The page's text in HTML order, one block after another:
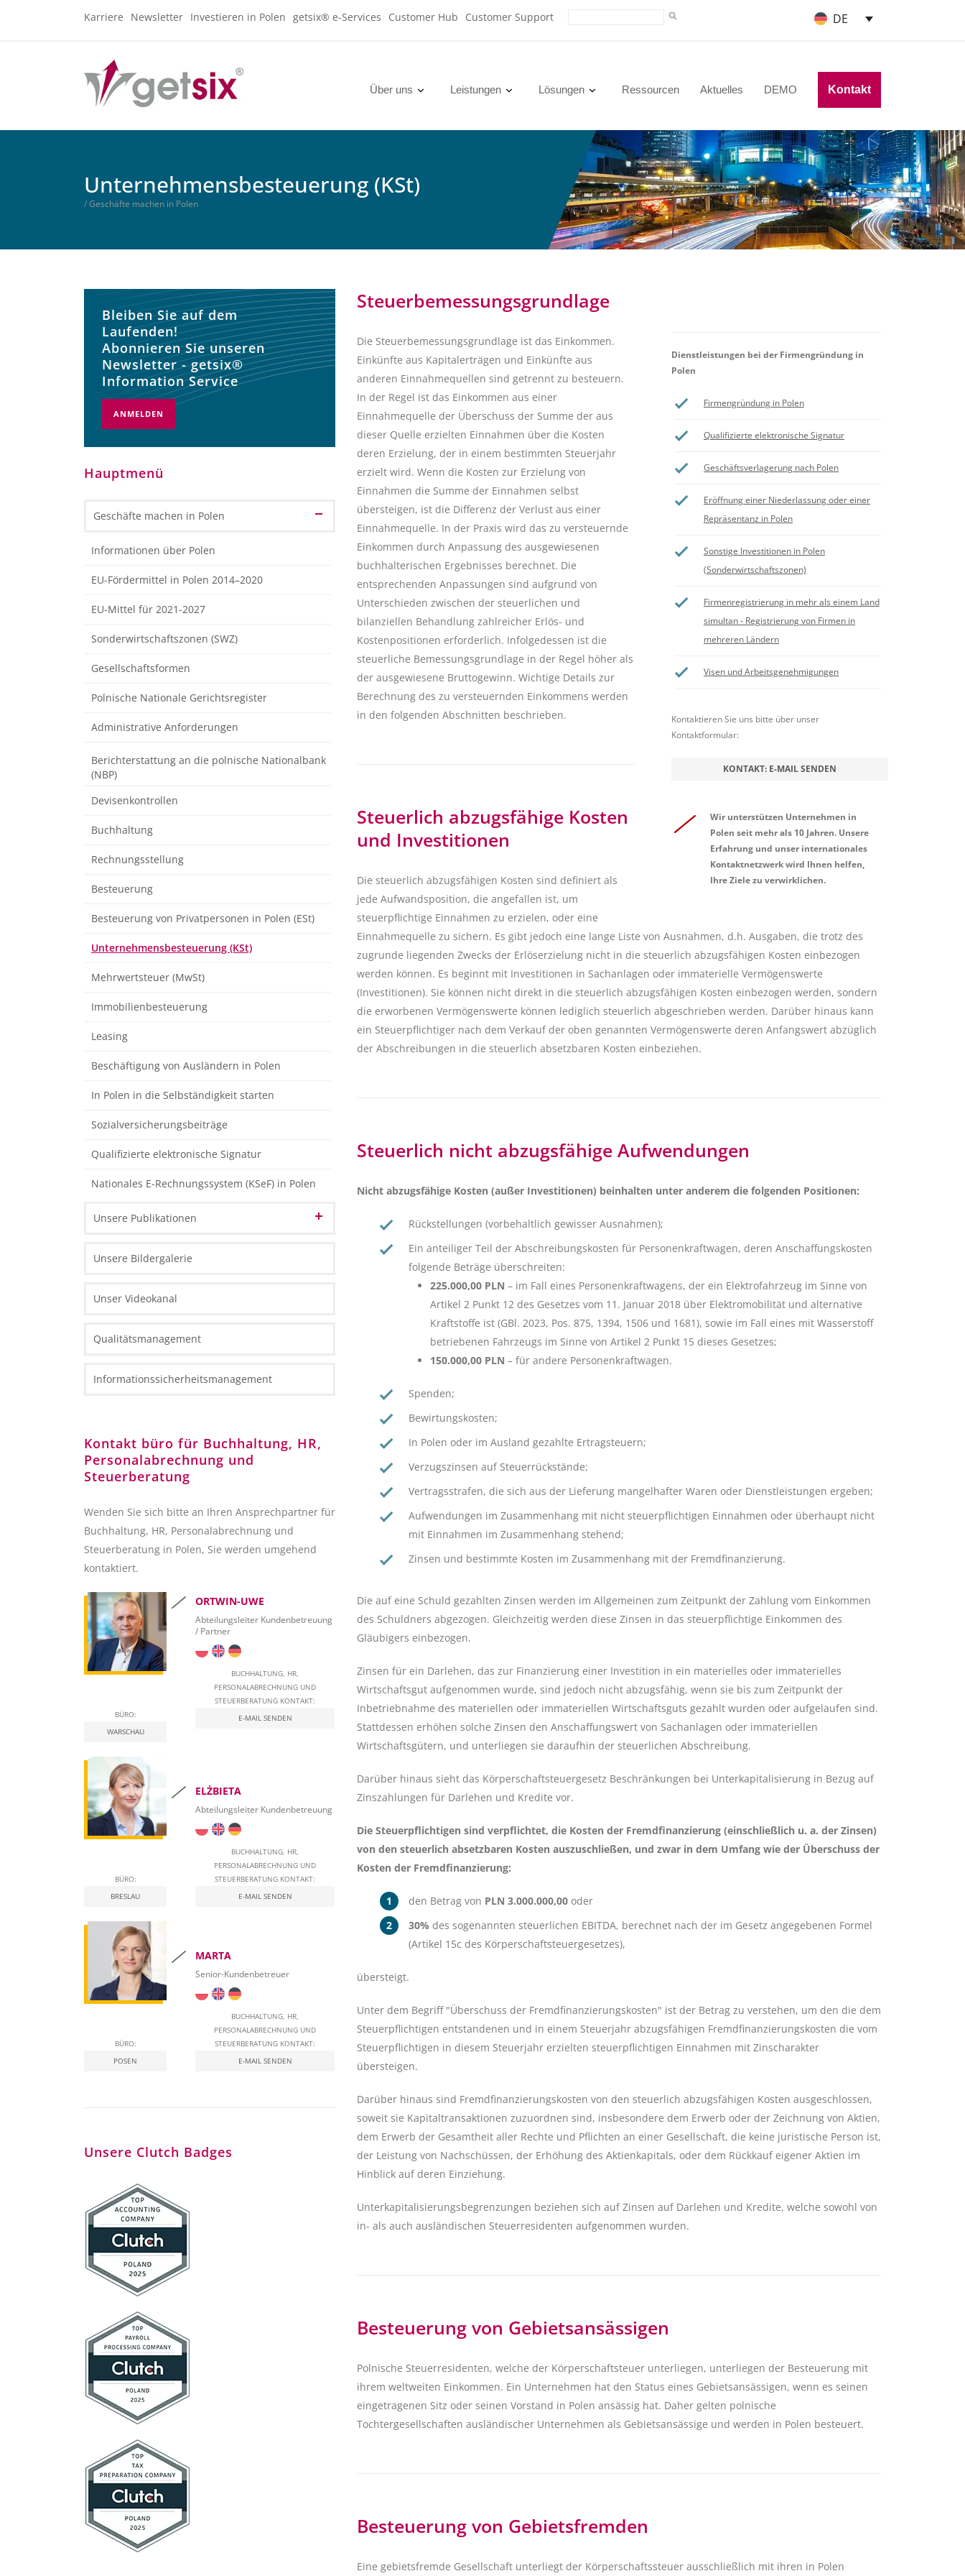
Karriere Newsletter Investieren in Polen getsix® e-Services Customer Hub Customer Support DE
Über uns Leistungen Lösungen Ressourcen Aktuelles DEMO Kontakt
Unternehmensbesteuerung (KSt)
/ Geschäfte machen in Polen
Steuerbemessungsgrundlage
Dienstleistungen bei der Firmengründung in
Polen
Firmengründung in Polen
Qualifizierte elektronische Signatur
Geschäftsverlagerung nach Polen
Eröffnung einer Niederlassung oder einer
Repräsentanz in Polen
Sonstige Investitionen in Polen
(Sonderwirtschaftszonen)
Firmenregistrierung in mehr als einem Land
simultan - Registrierung von Firmen in
mehreren Ländern
Visen und Arbeitsgenehmigungen
Kontaktieren Sie uns bitte über unser
Kontaktformular:
KONTAKT: E-MAIL SENDEN
Wir unterstützen Unternehmen in
Polen seit mehr als 10 Jahren. Unsere
Erfahrung und unser internationales
Kontaktnetzwerk wird Ihnen helfen,
Ihre Ziele zu verwirklichen.
Die Steuerbemessungsgrundlage ist das Einkommen.
Einkünfte aus Kapitalerträgen und Einkünfte aus
anderen Einnahmequellen sind getrennt zu besteuern.
In der Regel ist das Einkommen aus einer
Einnahmequelle der Überschuss der Summe der aus
dieser Quelle erzielten Einnahmen über die Kosten
deren Erzielung, der in einem bestimmten Steuerjahr
erzielt wird. Wenn die Kosten zur Erzielung von
Einnahmen die Summe der Einnahmen selbst
übersteigen, ist die Differenz der Verlust aus einer
Einnahmequelle. In der Praxis wird das zu versteuernde
Einkommen durch Anpassung des ausgewiesenen
buchhalterischen Ergebnisses berechnet. Die
entsprechenden Anpassungen sind aufgrund von
Unterschieden zwischen der steuerlichen und
bilanziellen Behandlung zahlreicher Erlös- und
Kostenpositionen erforderlich. Infolgedessen ist die
steuerliche Bemessungsgrundlage in der Regel höher als
der ausgewiesene Bruttogewinn. Wichtige Details zur
Berechnung des zu versteuernden Einkommens werden
in den folgenden Abschnitten beschrieben.
Steuerlich abzugsfähige Kosten
und Investitionen
Die steuerlich abzugsfähigen Kosten sind definiert als
jede Aufwandsposition, die angefallen ist, um
steuerpflichtige Einnahmen zu erzielen, oder eine
Einnahmequelle zu sichern. Es gibt jedoch eine lange Liste von Ausnahmen, d.h. Ausgaben, die trotz des
zugrunde liegenden Zwecks der Erlöserzielung nicht in die steuerlich abzugsfähigen Kosten einbezogen
werden können. Es beginnt mit Investitionen in Sachanlagen oder immaterielle Vermögenswerte
(Investitionen). Sie können nicht direkt in die steuerlich abzugsfähigen Kosten einbezogen werden, sondern
die erworbenen Vermögenswerte können lediglich steuerlich abgeschrieben werden. Darüber hinaus kann
ein Steuerpflichtiger nach dem Verkauf der oben genannten Vermögenswerte deren Anfangswert abzüglich
der Abschreibungen in die steuerlich absetzbaren Kosten einbeziehen.
Steuerlich nicht abzugsfähige Aufwendungen
Nicht abzugsfähige Kosten (außer Investitionen) beinhalten unter anderem die folgenden Positionen:
Rückstellungen (vorbehaltlich gewisser Ausnahmen);
Ein anteiliger Teil der Abschreibungskosten für Personenkraftwagen, deren Anschaffungskosten
folgende Beträge überschreiten:
225.000,00 PLN – im Fall eines Personenkraftwagens, der ein Elektrofahrzeug im Sinne von
Artikel 2 Punkt 12 des Gesetzes vom 11. Januar 2018 über Elektromobilität und alternative
Kraftstoffe ist (GBl. 2023, Pos. 875, 1394, 1506 und 1681), sowie im Fall eines mit Wasserstoff
betriebenen Fahrzeugs im Sinne von Artikel 2 Punkt 15 dieses Gesetzes;
150.000,00 PLN – für andere Personenkraftwagen.
Spenden;
Bewirtungskosten;
In Polen oder im Ausland gezahlte Ertragsteuern;
Verzugszinsen auf Steuerrückstände;
Vertragsstrafen, die sich aus der Lieferung mangelhafter Waren oder Dienstleistungen ergeben;
Aufwendungen im Zusammenhang mit nicht steuerpflichtigen Einnahmen oder überhaupt nicht
mit Einnahmen im Zusammenhang stehend;
Zinsen und bestimmte Kosten im Zusammenhang mit der Fremdfinanzierung.
Die auf eine Schuld gezahlten Zinsen werden im Allgemeinen zum Zeitpunkt der Zahlung vom Einkommen
des Schuldners abgezogen. Gleichzeitig werden diese Zinsen in das steuerpflichtige Einkommen des
Gläubigers einbezogen.
Zinsen für ein Darlehen, das zur Finanzierung einer Investition in ein materielles oder immaterielles
Wirtschaftsgut aufgenommen wurde, sind jedoch nicht abzugsfähig, wenn sie bis zum Zeitpunkt der
Inbetriebnahme des materiellen oder immateriellen Wirtschaftsguts gezahlt wurden oder aufgelaufen sind.
Stattdessen erhöhen solche Zinsen den Anschaffungswert von Sachanlagen oder immateriellen
Wirtschaftsgütern, und unterliegen sie daraufhin der steuerlichen Abschreibung.
Darüber hinaus sieht das Körperschaftsteuergesetz Beschränkungen bei Unterkapitalisierung in Bezug auf
Zinszahlungen für Darlehen und Kredite vor.
Die Steuerpflichtigen sind verpflichtet, die Kosten der Fremdfinanzierung (einschließlich u. a. der Zinsen)
von den steuerlich absetzbaren Kosten auszuschließen, und zwar in dem Umfang wie der Überschuss der
Kosten der Fremdfinanzierung:
den Betrag von PLN 3.000.000,00 oder
30% des sogenannten steuerlichen EBITDA, berechnet nach der im Gesetz angegebenen Formel
(Artikel 15c des Körperschaftsteuergesetzes),
übersteigt.
Unter dem Begriff "Überschuss der Fremdfinanzierungskosten" ist der Betrag zu verstehen, um den die dem
Steuerpflichtigen entstandenen und in einem Steuerjahr abzugsfähigen Fremdfinanzierungskosten die vom
Steuerpflichtigen in diesem Steuerjahr erzielten steuerpflichtigen Einnahmen mit Zinscharakter
übersteigen.
Darüber hinaus sind Fremdfinanzierungskosten von den steuerlich abzugsfähigen Kosten ausgeschlossen,
soweit sie Kapitaltransaktionen zuzuordnen sind, insbesondere dem Erwerb oder der Zeichnung von Aktien,
dem Erwerb der Gesamtheit aller Rechte und Pflichten an einer Gesellschaft, die keine juristische Person ist,
der Leistung von Nachschüssen, der Erhöhung des Aktienkapitals, oder dem Rückkauf eigener Aktien im
Hinblick auf deren Einziehung.
Unterkapitalisierungsbegrenzungen beziehen sich auf Zinsen auf Darlehen und Kredite, welche sowohl von
in- als auch ausländischen Steuerresidenten aufgenommen wurden.
Besteuerung von Gebietsansässigen
Polnische Steuerresidenten, welche der Körperschaftsteuer unterliegen, unterliegen der Besteuerung mit
ihrem weltweiten Einkommen. Ein Unternehmen hat den Status eines Gebietsansässigen, wenn es seinen
eingetragenen Sitz oder seinen Vorstand in Polen ansässig hat. Daher gelten polnische
Tochtergesellschaften ausländischer Unternehmen als Gebietsansässige und werden in Polen besteuert.
Besteuerung von Gebietsfremden
Eine gebietsfremde Gesellschaft unterliegt der Körperschaftssteuer ausschließlich mit ihren in Polen
Bleiben Sie auf dem
Laufenden!
Abonnieren Sie unseren
Newsletter - getsix®
Information Service
ANMELDEN
Hauptmenü
Geschäfte machen in Polen
Informationen über Polen
EU-Fördermittel in Polen 2014–2020
EU-Mittel für 2021-2027
Sonderwirtschaftszonen (SWZ)
Gesellschaftsformen
Polnische Nationale Gerichtsregister
Administrative Anforderungen
Berichterstattung an die polnische Nationalbank
(NBP)
Devisenkontrollen
Buchhaltung
Rechnungsstellung
Besteuerung
Besteuerung von Privatpersonen in Polen (ESt)
Unternehmensbesteuerung (KSt)
Mehrwertsteuer (MwSt)
Immobilienbesteuerung
Leasing
Beschäftigung von Ausländern in Polen
In Polen in die Selbständigkeit starten
Sozialversicherungsbeiträge
Qualifizierte elektronische Signatur
Nationales E-Rechnungssystem (KSeF) in Polen
Unsere Publikationen
Marketingmaterialien
Einseitige Dokumente
Fact Sheets
Kundenservice-Teams
Unsere Bildergalerie
Unser Videokanal
Qualitätsmanagement
Informationssicherheitsmanagement
Kontakt büro für Buchhaltung, HR,
Personalabrechnung und
Steuerberatung
Wenden Sie sich bitte an Ihren Ansprechpartner für
Buchhaltung, HR, Personalabrechnung und
Steuerberatung in Polen, Sie werden umgehend
kontaktiert.
BÜRO:
WARSCHAU
ORTWIN-UWE
Abteilungsleiter Kundenbetreuung
/ Partner
BUCHHALTUNG, HR,
PERSONALABRECHNUNG UND
STEUERBERATUNG KONTAKT:
E-MAIL SENDEN
BÜRO:
BRESLAU
ELŻBIETA
Abteilungsleiter Kundenbetreuung
BUCHHALTUNG, HR,
PERSONALABRECHNUNG UND
STEUERBERATUNG KONTAKT:
E-MAIL SENDEN
BÜRO:
POSEN
MARTA
Senior-Kundenbetreuer
BUCHHALTUNG, HR,
PERSONALABRECHNUNG UND
STEUERBERATUNG KONTAKT:
E-MAIL SENDEN
Unsere Clutch Badges